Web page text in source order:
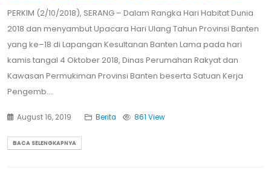
PERKIM (2/10/2018), SERANG – Dalam Rangka Hari Habitat Dunia
2018 dan menyambut Upacara Hari Ulang Tahun Provinsi Banten
yang ke–18 di Lapangan Kesultanan Banten Lama pada hari
kamis tangal 4 Oktober 2018, Dinas Perumahan Rakyat dan
Kawasan Permukiman Provinsi Banten beserta Satuan Kerja
Pengemb....
August 16, 2019 Berita 861 View
BACA SELENGKAPNYA